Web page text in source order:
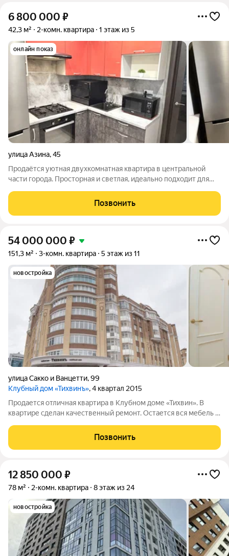
6 800 000 ₽
42,3 м² 2-комн. квартира 1 этаж из 5
онлайн показ
улица Азина,45
Продаётся уютная двухкомнатная квартира в центральной
части города. Просторная и светлая, идеально подходит для
качественному ремонту. Окна выходят во двор, обеспечивая
тишину и спокойствие. Во
Позвонить
54 000 000 ₽
151,3 м² 3-комн. квартира 5 этаж из 11
новостройка
улица Сакко и Ванцетти,99
Клубный дом «Тихвинъ», 4 квартал 2015
Продается отличная квартира в Клубном доме «Тихвин». В
квартире сделан качественный ремонт. Остается вся мебель и
гостиной, спальню с большой гардеробной комнатой с окном
(может быть использована как
Позвонить
12 850 000 ₽
78 м² 2-комн. квартира 8 этаж из 24
новостройка